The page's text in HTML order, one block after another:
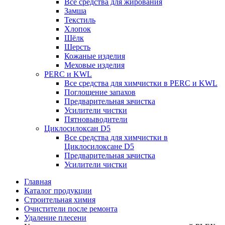
Все средства для жирования
Замша
Текстиль
Хлопок
Шёлк
Шерсть
Кожаные изделия
Меховые изделия
PERC и KWL
Все средства для химчистки в PERC и KWL
Поглощение запахов
Предварительная зачистка
Усилители чистки
Пятновыводители
Циклосилоксан D5
Все средства для химчистки в
Циклосилоксане D5
Предварительная зачистка
Усилители чистки
Главная
Каталог продукции
Строительная химия
Очистители после ремонта
Удаление плесени